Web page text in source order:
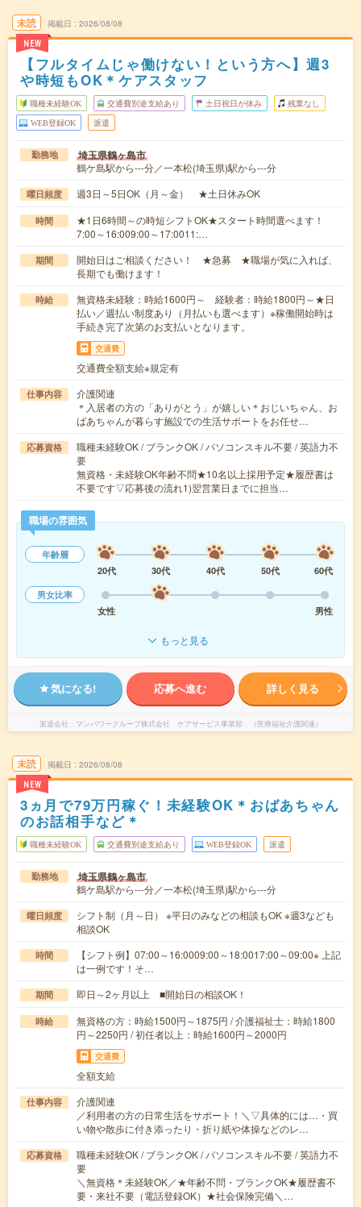
未読
NEW
掲載日 2026/08/08
【フルタイムじゃ働けない！という方へ】週3
や時短もOK＊ケアスタッフ
職種未経験OK 交通費別途支給あり 土日祝日が休み 残業なし
WEB登録OK 派遣
勤務地 埼玉県鶴ヶ島市
鶴ケ島駅から---分／一本松(埼玉県)駅から---分
曜日頻度 週3日～5日OK（月～金） ★土日休みOK
時間
★1日6時間～の時短シフトOK★スタート時間選べます！
7:00～16:009:00～17:0011:…
期間
開始日はご相談ください！ ★急募 ★職場が気に入れば、
長期でも働けます！
時給
無資格未経験：時給1600円～ 経験者：時給1800円～★日
払い／週払い制度あり（月払いも選べます）※稼働開始時は
手続き完了次第のお支払いとなります。
交通費
交通費全額支給※規定有
仕事内容
介護関連
＊入居者の方の「ありがとう」が嬉しい＊おじいちゃん、お
ばあちゃんが暮らす施設での生活サポートをお任せ…
応募資格
職種未経験OK / ブランクOK / パソコンスキル不要 / 英語力不
要
無資格・未経験OK年齢不問★10名以上採用予定★履歴書は
不要です▽応募後の流れ1)翌営業日までに担当…
職場の雰囲気
年齢層
20代
30代 40代 50代
60代
男女比率
女性
男性
もっと見る
気になる! 応募へ進む 詳しく見る
派遣会社 マンパワーグループ株式会社 ケアサービス事業部 （医療福祉介護関連）
未読
NEW
掲載日 2026/08/08
3ヵ月で79万円稼ぐ！未経験OK＊おばあちゃん
のお話相手など＊
職種未経験OK 交通費別途支給あり WEB登録OK 派遣
勤務地 埼玉県鶴ヶ島市
鶴ケ島駅から---分／一本松(埼玉県)駅から---分
曜日頻度
シフト制（月～日） ※平日のみなどの相談もOK ※週3なども
相談OK
時間
【シフト例】07:00～16:0009:00～18:0017:00～09:00※ 上記
は一例です！そ…
期間 即日～2ヶ月以上 ■開始日の相談OK！
時給
無資格の方：時給1500円～1875円 / 介護福祉士：時給1800
円～2250円 / 初任者以上：時給1600円～2000円
交通費
全額支給
仕事内容
介護関連
／利用者の方の日常生活をサポート！＼▽具体的には…・買
い物や散歩に付き添ったり・折り紙や体操などのレ…
応募資格
職種未経験OK / ブランクOK / パソコンスキル不要 / 英語力不
要
＼無資格＊未経験OK／★年齢不問・ブランクOK★履歴書不
要・来社不要（電話登録OK）★社会保険完備＼…